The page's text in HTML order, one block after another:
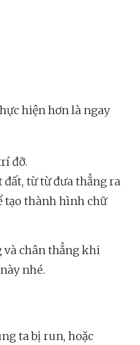
hiện hơn là ngay
đỡ.
đất, từ từ đưa thẳng ra
tạo thành hình chữ
và chân thẳng khi
nhé.
ta bị run, hoặc